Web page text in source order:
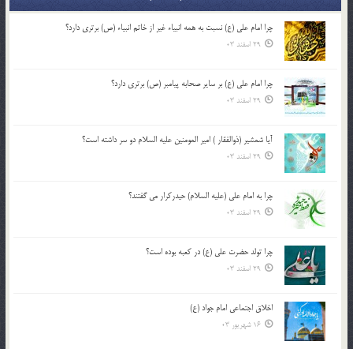
چرا امام علی (ع) نسبت به همه انبیاء غیر از خاتم انبیاء (ص) برتری دارد؟
29 اسفند 03
چرا امام علی (ع) بر سایر صحابه پیامبر (ص) برتری دارد؟
29 اسفند 03
آیا شمشیر (ذوالفقار ) امیر المومنین علیه السلام دو سر داشته است؟
29 اسفند 03
چرا به امام علی (علیه السلام) حیدرکرار می گفتند؟
29 اسفند 03
چرا تولد حضرت علی (ع) در کعبه بوده است؟
29 اسفند 03
اخلاق اجتماعی امام جواد (ع)
16 شهریور 03